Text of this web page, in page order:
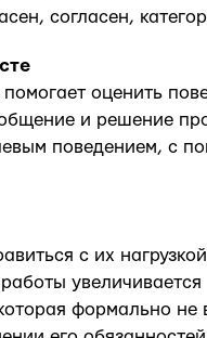
согласен,
оценить
и решение
поведением, с
с их
увеличивается
формально не